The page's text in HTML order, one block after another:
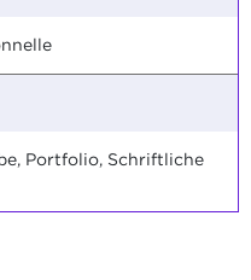
Portfolio, Schriftliche